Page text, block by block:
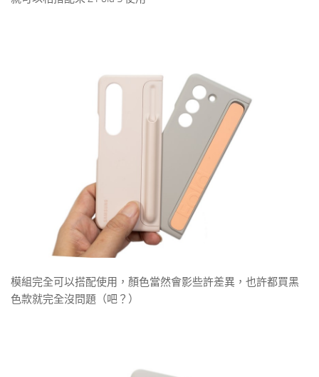
模組完全可以搭配使用，顏色當然會影些許差異，也許都買黑
色款就完全沒問題（吧？）